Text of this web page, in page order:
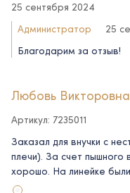
25 сентября 2024
Администратор
25
Благодарим за отзыв!
Любовь Викторовна
Артикул: 7235011
Заказал для внучки с
плечи). За счет пышного
хорошо. На линейке